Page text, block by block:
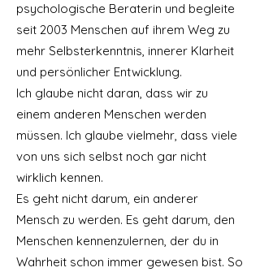
psychologische Beraterin und begleite
seit 2003 Menschen auf ihrem Weg zu
mehr Selbsterkenntnis, innerer Klarheit
und persönlicher Entwicklung.
Ich glaube nicht daran, dass wir zu
einem anderen Menschen werden
müssen. Ich glaube vielmehr, dass viele
von uns sich selbst noch gar nicht
wirklich kennen.
Es geht nicht darum, ein anderer
Mensch zu werden. Es geht darum, den
Menschen kennenzulernen, der du in
Wahrheit schon immer gewesen bist. So